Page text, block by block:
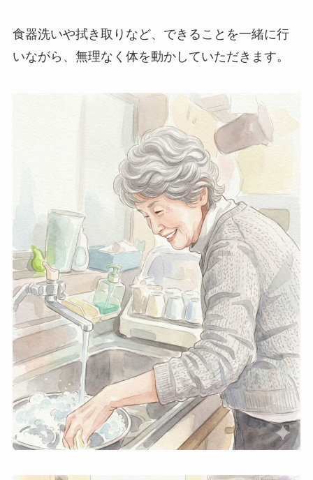
食器洗いや拭き取りなど、できることを一緒に行
いながら、無理なく体を動かしていただきます。